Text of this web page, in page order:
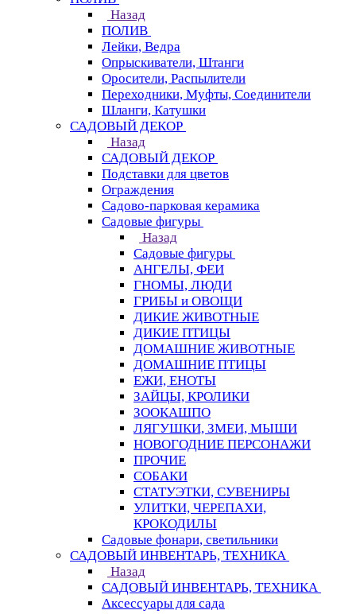
Назад
ПОЛИВ
Лейки, Ведра
Опрыскиватели, Штанги
Оросители, Распылители
Переходники, Муфты, Соединители
Шланги, Катушки
САДОВЫЙ ДЕКОР
Назад
САДОВЫЙ ДЕКОР
Подставки для цветов
Ограждения
Садово-парковая керамика
Садовые фигуры
Назад
Садовые фигуры
АНГЕЛЫ, ФЕИ
ГНОМЫ, ЛЮДИ
ГРИБЫ и ОВОЩИ
ДИКИЕ ЖИВОТНЫЕ
ДИКИЕ ПТИЦЫ
ДОМАШНИЕ ЖИВОТНЫЕ
ДОМАШНИЕ ПТИЦЫ
ЕЖИ, ЕНОТЫ
ЗАЙЦЫ, КРОЛИКИ
ЗООКАШПО
ЛЯГУШКИ, ЗМЕИ, МЫШИ
НОВОГОДНИЕ ПЕРСОНАЖИ
ПРОЧИЕ
СОБАКИ
СТАТУЭТКИ, СУВЕНИРЫ
УЛИТКИ, ЧЕРЕПАХИ,
КРОКОДИЛЫ
Садовые фонари, светильники
САДОВЫЙ ИНВЕНТАРЬ, ТЕХНИКА
Назад
САДОВЫЙ ИНВЕНТАРЬ, ТЕХНИКА
Аксессуары для сада